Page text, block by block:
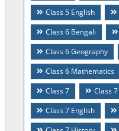
Class 5 English
Class 6 Bengali
Class 6 Geography
Class 6 Mathematics
Class 7
Class
Class 7 English